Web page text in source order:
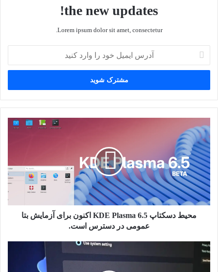
the new updates!
Lorem ipsum dolor sit amet, consectetur.
آدرس
ایمیل
خود
وارد
کنید
دسکتاپ
KDE
Plasma
6.5
اکنون
برای
آزمایش
بتا
عمومی
است.
محیط دسکتاپ KDE Plasma 6.5 اکنون برای آزمایش بتا
عمومی در دسترس است.
ویندوز